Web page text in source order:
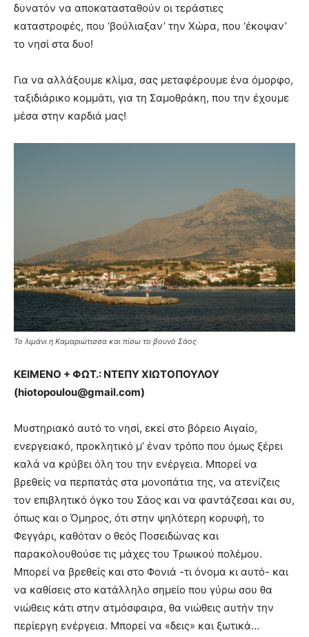
δυνατόν να αποκατασταθούν οι τεράστιες
καταστροφές, που ‘βούλιαξαν’ την Χώρα, που ‘έκοψαν’
το νησί στα δυο!
Για να αλλάξουμε κλίμα, σας μεταφέρουμε ένα όμορφο,
ταξιδιάρικο κομμάτι, για τη Σαμοθράκη, που την έχουμε
μέσα στην καρδιά μας!
Το λιμάνι η Καμαριώτισσα και πίσω το βουνό Σάος
ΚΕΙΜΕΝΟ + ΦΩΤ.: ΝΤΕΠΥ ΧΙΩΤΟΠΟΥΛΟΥ
(hiotopoulou@gmail.com)
Μυστηριακό αυτό το νησί, εκεί στο βόρειο Αιγαίο,
ενεργειακό, προκλητικό μ’ έναν τρόπο που όμως ξέρει
καλά να κρύβει όλη του την ενέργεια. Μπορεί να
βρεθείς να περπατάς στα μονοπάτια της, να ατενίζεις
τον επιβλητικό όγκο του Σάος και να φαντάζεσαι και συ,
όπως και ο Όμηρος, ότι στην ψηλότερη κορυφή, το
Φεγγάρι, καθόταν ο θεός Ποσειδώνας και
παρακολουθούσε τις μάχες του Τρωικού πολέμου.
Μπορεί να βρεθείς και στο Φονιά -τι όνομα κι αυτό- και
να καθίσεις στο κατάλληλο σημείο που γύρω σου θα
νιώθεις κάτι στην ατμόσφαιρα, θα νιώθεις αυτήν την
περίεργη ενέργεια. Μπορεί να «δεις» και ξωτικά…